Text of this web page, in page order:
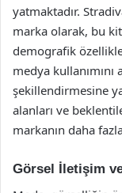
yatmaktadır.
marka olarak, bu
demografik
medya
şekillendirmesine
alanları ve
markanın daha
Görsel İletişim